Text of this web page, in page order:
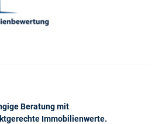
Beratung mit
Immobilienwerte.